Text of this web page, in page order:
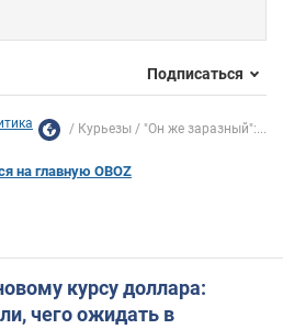
Подписаться
Курьезы "Он же заразный":...
на главную OBOZ
курсу доллара:
чего ожидать в